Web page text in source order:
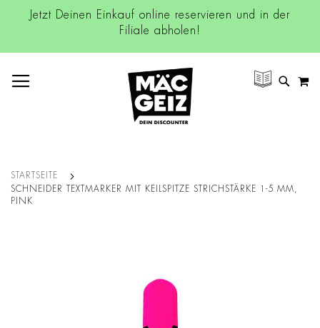
Jetzt Deinen Einkauf online reservieren und in der
Filiale abholen!
SUCHE
STARTSEITE
SCHNEIDER TEXTMARKER MIT KEILSPITZE STRICHSTÄRKE 1-5 MM,
PINK